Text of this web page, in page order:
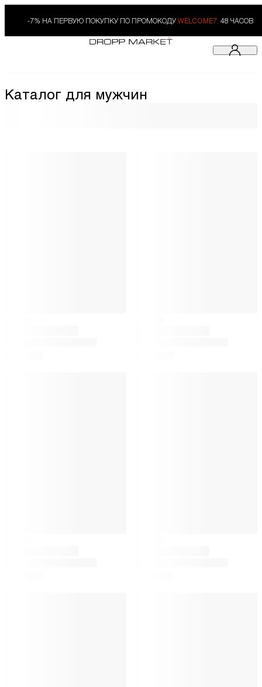
-7% НА ПЕРВУЮ ПОКУПКУ ПО ПРОМОКОДУ WELCOME7. 48 ЧАСОВ
Каталог для мужчин